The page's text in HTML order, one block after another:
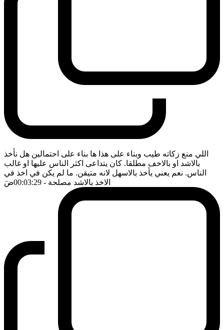
اللي منع زكاته طيب وبناء على هذا ها بناء على احتمالين هل نأخذ
بالاشد او بالاخف مطلقا. كان يتداعى اكثر الناس عليها او غالب
الناس. نعم يعني يأخذ بالاسهل لانه متيقن. ما لم يكن في اخذ في
الاخذ بالاشد مصلحة - 00:03:29 ضَ